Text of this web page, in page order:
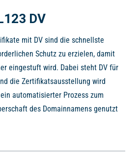
DV
mit DV sind die schnellste
Schutz zu erzielen, damit
eingestuft wird. Dabei steht DV für
die Zertifikatsausstellung wird
automatisierter Prozess zum
des Domainnamens genutzt